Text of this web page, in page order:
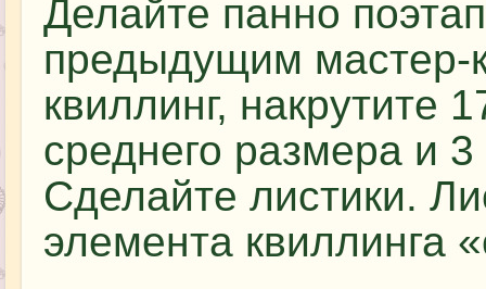
Делайте панно
предыдущим мастер-
квиллинг, накрутите
среднего размера и
Сделайте листики.
элемента квиллинга